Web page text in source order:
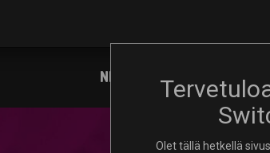
Olet tällä hetkellä
NINTENDO XBOX